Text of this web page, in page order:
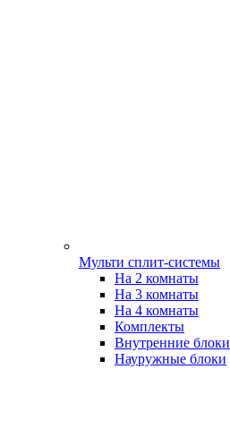
Мульти сплит-системы
На 2 комнаты
На 3 комнаты
На 4 комнаты
Комплекты
Внутренние блоки
Науружные блоки